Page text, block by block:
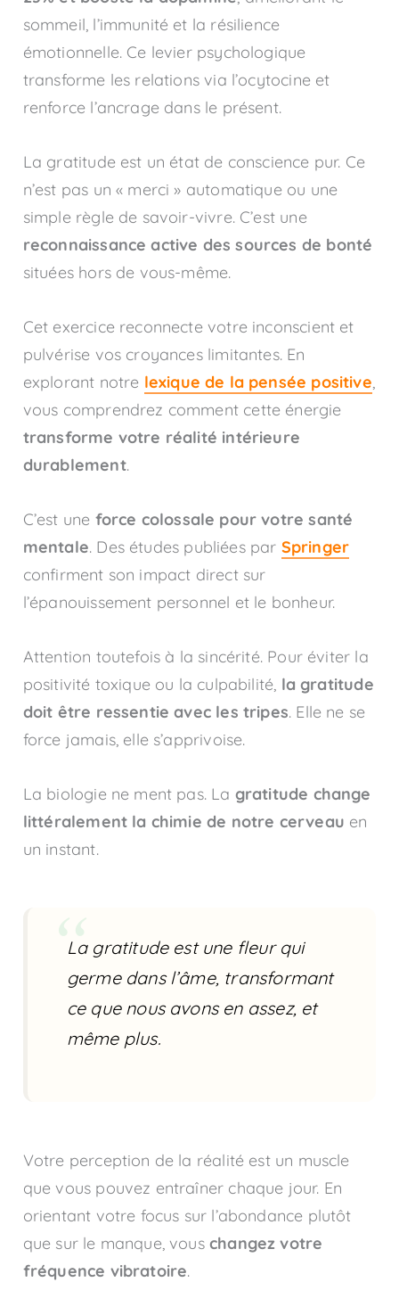
sommeil, l’immunité et la résilience
émotionnelle. Ce levier psychologique
transforme les relations via l’ocytocine et
renforce l’ancrage dans le présent.
La gratitude est un état de conscience pur. Ce
n’est pas un « merci » automatique ou une
simple règle de savoir-vivre. C’est une
reconnaissance active des sources de bonté
situées hors de vous-même.
Cet exercice reconnecte votre inconscient et
pulvérise vos croyances limitantes. En
explorant notre lexique de la pensée positive,
vous comprendrez comment cette énergie
transforme votre réalité intérieure
durablement.
C’est une force colossale pour votre santé
mentale. Des études publiées par Springer
confirment son impact direct sur
l’épanouissement personnel et le bonheur.
Attention toutefois à la sincérité. Pour éviter la
positivité toxique ou la culpabilité, la gratitude
doit être ressentie avec les tripes. Elle ne se
force jamais, elle s’apprivoise.
La biologie ne ment pas. La gratitude change
littéralement la chimie de notre cerveau en
un instant.
La gratitude est une fleur qui
germe dans l’âme, transformant
ce que nous avons en assez, et
même plus.
Votre perception de la réalité est un muscle
que vous pouvez entraîner chaque jour. En
orientant votre focus sur l’abondance plutôt
que sur le manque, vouschangez votre
fréquence vibratoire.